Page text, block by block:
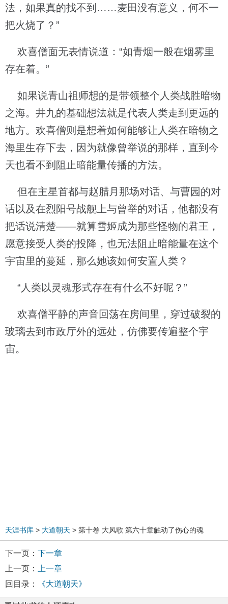
法，如果真的找不到……麦田没有意义，何不一
把火烧了？”
欢喜僧面无表情说道：“如青烟一般在烟雾里
存在着。”
如果说青山祖师想的是带领整个人类战胜暗物
之海。井九的基础想法就是代表人类走到更远的
地方。欢喜僧则是想着如何能够让人类在暗物之
海里生存下去，因为就像曾举说的那样，直到今
天也看不到阻止暗能量传播的方法。
但在主星首都与赵腊月那场对话、与曹园的对
话以及在烈阳号战舰上与曾举的对话，他都没有
把话说清楚——就算雪姬成为那些怪物的君王，
愿意接受人类的投降，也无法阻止暗能量在这个
宇宙里的蔓延，那么她该如何安置人类？
“人类以灵魂形式存在有什么不好呢？”
欢喜僧平静的声音回荡在房间里，穿过破裂的
玻璃去到市政厅外的远处，仿佛要传遍整个宇
宙。
天涯书库 > 大道朝天 > 第十卷 大风歌 第六十章触动了伤心的魂
下一页： 下一章
上一页：
上一章
回目录：
《大道朝天》